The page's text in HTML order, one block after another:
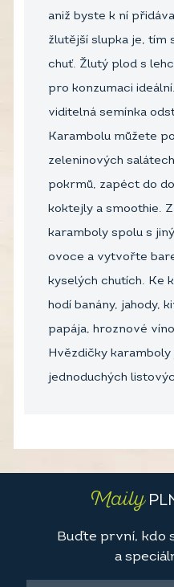
aniž byste k ní
žlutější slupka je, tím
chuť. Žlutý plod s
pro konzumaci
viditelná semínka
Karambolu můžete
zeleninových
pokrmů, zapéct do
koktejly a smoothie.
karamboly spolu s
ovoce a vytvořte
kyselých chutích. Ke
hodí banány, jahody,
papája, hroznové
Hvězdičky
jednoduchých
Maily
Buďte první, kdo
a